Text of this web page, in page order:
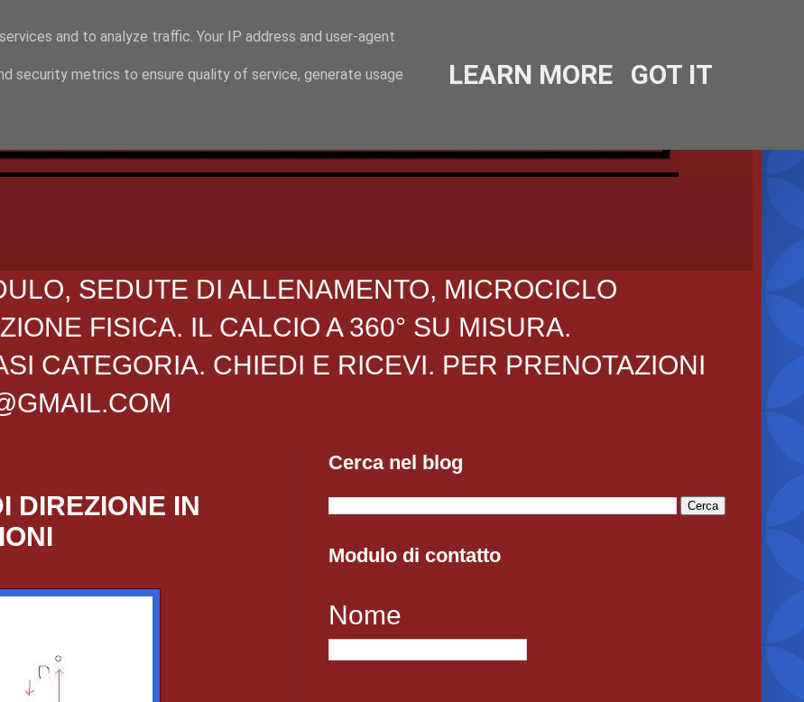
SEDUTE DI ALLENAMENTO, MICROCICLO
FISICA. IL CALCIO A 360° SU MISURA.
CATEGORIA. CHIEDI E RICEVI. PER PRENOTAZIONI
DIREZIONE IN
Cerca nel blog
Modulo di contatto
Nome
and to analyze traffic. Your IP address and user-agent
security metrics to ensure quality of service, generate usage LEARN MORE GOT IT